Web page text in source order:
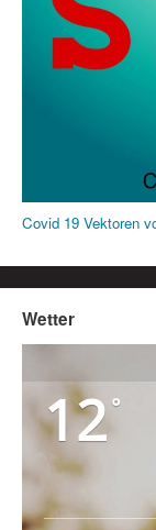
Covid 19 Vektoren
Wetter
12°